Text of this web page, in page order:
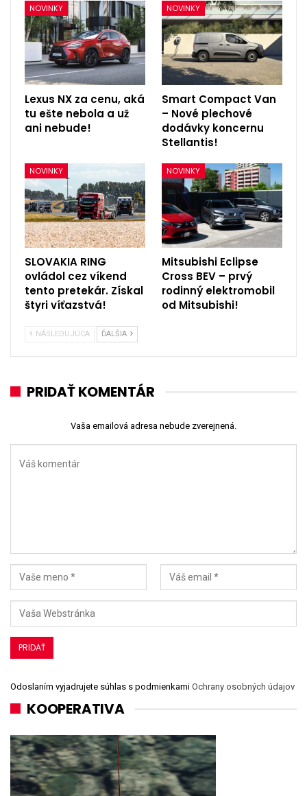
NOVINKY
Lexus NX za cenu, aká
tu ešte nebola a už
ani nebude!
NOVINKY
Smart Compact Van
– Nové plechové
dodávky koncernu
Stellantis!
NOVINKY
SLOVAKIA RING
ovládol cez víkend
tento pretekár. Získal
štyri víťazstvá!
NOVINKY
Mitsubishi Eclipse
Cross BEV – prvý
rodinný elektromobil
od Mitsubishi!
NÁSLEDUJÚCA ĎALŠIA
PRIDAŤ KOMENTÁR
Vaša emailová adresa nebude zverejnená.
Odoslaním vyjadrujete súhlas s podmienkami Ochrany osobných údajov
KOOPERATIVA